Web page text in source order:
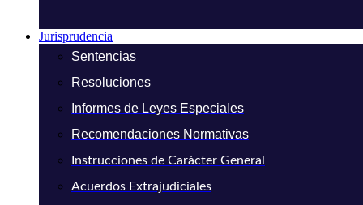
Jurisprudencia
Sentencias
Resoluciones
Informes de Leyes Especiales
Recomendaciones Normativas
Instrucciones de Carácter General
Acuerdos Extrajudiciales